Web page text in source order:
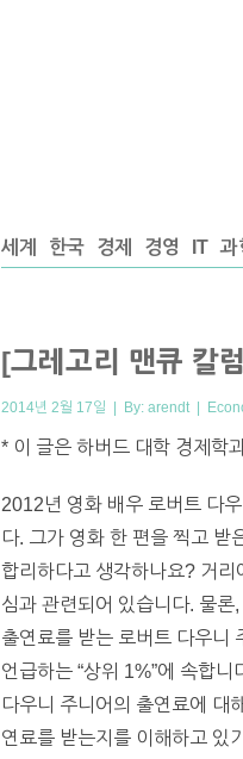
세계 한국 경제 경영 IT 과
[그레고리 맨큐 칼
2014년 2월 17일 | By: arendt|
* 이 글은 하버드 대학 경제학
2012년 영화 배우 로버트 다
다. 그가 영화 한 편을 찍고 받
합리하다고 생각하나요? 거
심과 관련되어 있습니다. 물
출연료를 받는 로버트 다우니
언급하는 “상위 1%”에 속합
다우니 주니어의 출연료에 대
연료를 받는지를 이해하고 있